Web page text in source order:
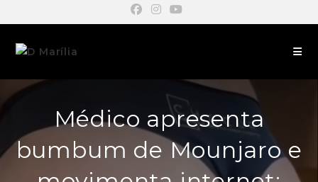
Médico apresenta
bumbum de Mounjaro e